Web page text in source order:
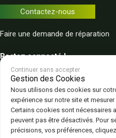
Contactez-nous
Faire une demande de réparation
Restez connecté !
Plan du site Politique de confidentialité
Continuer sans accepter
Gestion des Cookies
Nous utilisons des cookies sur
expérience sur notre site et
Certains cookies sont nécessaires
peuvent pas être désactivés. Pour
précisions, vos préférences,